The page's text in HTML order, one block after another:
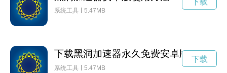
系统工具 5.47MB
下载黑洞加速器永久免费安卓版
系统工具 5.47MB
下载